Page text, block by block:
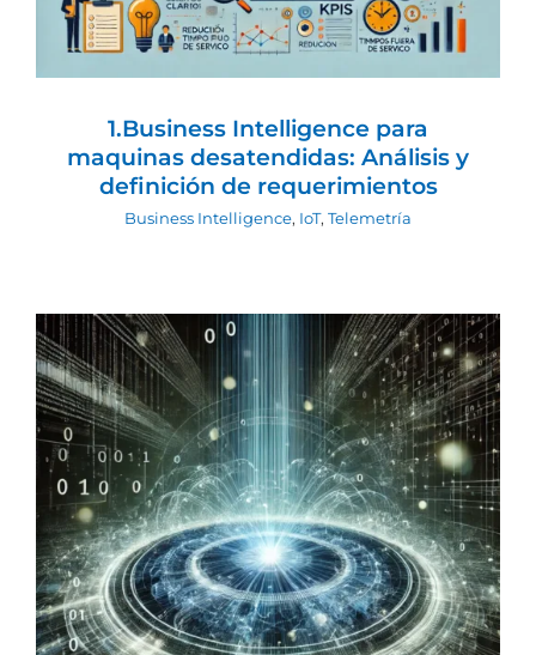
Business Intelligence IoT Telemetría
1.Business Intelligence para
maquinas desatendidas: Análisis y
definición de requerimientos
Business Intelligence, IoT, Telemetría
El Poder del Big Data en el Vending:
Transformación y Crecimiento en la
Era Digital
Ingeniería y desarrollo IoT Telemetría Vending